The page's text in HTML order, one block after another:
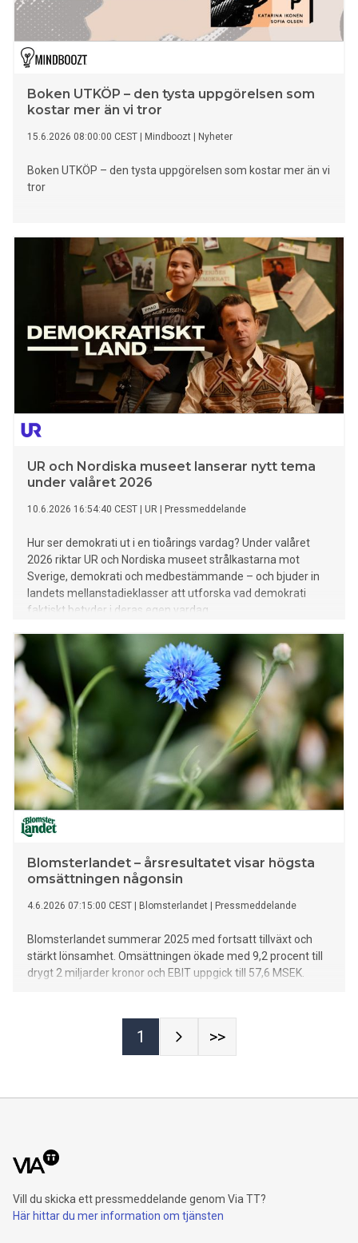
Boken UTKÖP – den tysta uppgörelsen som
kostar mer än vi tror
15.6.2026 08:00:00 CEST Mindboozt Nyheter
Boken UTKÖP – den tysta uppgörelsen som kostar mer än vi
tror
UR och Nordiska museet lanserar nytt tema
under valåret 2026
10.6.2026 16:54:40 CEST UR Pressmeddelande
Hur ser demokrati ut i en tioårings vardag? Under valåret
2026 riktar UR och Nordiska museet strålkastarna mot
Sverige, demokrati och medbestämmande – och bjuder in
landets mellanstadieklasser att utforska vad demokrati
faktiskt betyder i deras egen vardag.
Blomsterlandet – årsresultatet visar högsta
omsättningen någonsin
4.6.2026 07:15:00 CEST Blomsterlandet Pressmeddelande
Blomsterlandet summerar 2025 med fortsatt tillväxt och
stärkt lönsamhet. Omsättningen ökade med 9,2 procent till
drygt 2 miljarder kronor och EBIT uppgick till 57,6 MSEK.
1 >>
Vill du skicka ett pressmeddelande genom Via TT?
Här hittar du mer information om tjänsten